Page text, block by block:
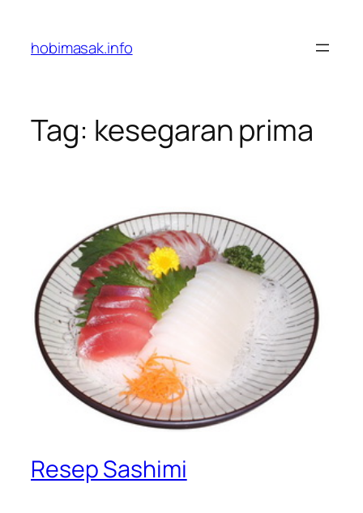
content
hobimasak.info
Tag: kesegaran prima
Resep Sashimi